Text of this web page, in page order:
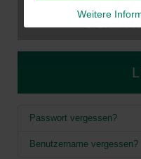
Passwort vergessen?
Benutzername vergessen?
Weitere